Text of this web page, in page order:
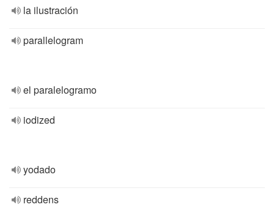
la ilustración
parallelogram
el paralelogramo
iodized
yodado
reddens